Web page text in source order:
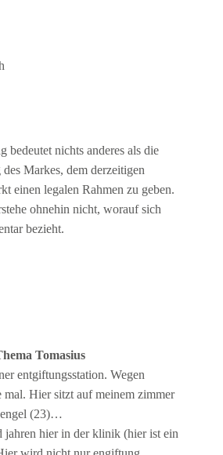
bedeutet nichts anderes als die
Markes, dem derzeitigen
einen legalen Rahmen zu geben.
ohnehin nicht, worauf sich
bezieht.
Tomasius
entgiftungsstation. Wegen
mal. Hier sitzt auf meinem zimmer
(23)…
jahren hier in der klinik (hier ist ein